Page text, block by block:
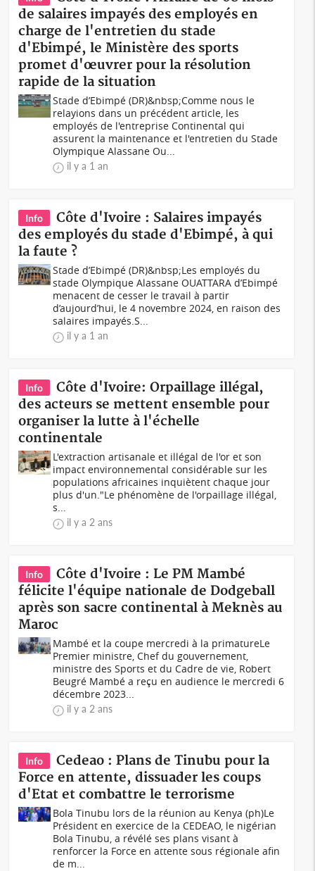
de salaires impayés des employés en
charge de l'entretien du stade
d'Ebimpé, le Ministère des sports
promet d'œuvrer pour la résolution
rapide de la situation
Stade d’Ebimpé (DR)&nbsp;Comme nous le
relayions dans un précédent article, les
employés de l'entreprise Continental qui
assurent la maintenance et l'entretien du Stade
Olympique Alassane Ou...
il y a 1 an
Info
Côte d'Ivoire : Salaires impayés
des employés du stade d'Ebimpé, à qui
la faute ?
Stade d’Ebimpé (DR)&nbsp;Les employés du
stade Olympique Alassane OUATTARA d’Ebimpé
menacent de cesser le travail à partir
d’aujourd’hui, le 4 novembre 2024, en raison des
salaires impayés.S...
il y a 1 an
Info
Côte d'Ivoire: Orpaillage illégal,
des acteurs se mettent ensemble pour
organiser la lutte à l'échelle
continentale
L'extraction artisanale et illégal de l'or et son
impact environnemental considérable sur les
populations africaines inquiètent chaque jour
plus d'un."Le phénomène de l'orpaillage illégal,
s...
il y a 2 ans
Info
Côte d'Ivoire : Le PM Mambé
félicite l'équipe nationale de Dodgeball
après son sacre continental à Meknès au
Maroc
Mambé et la coupe mercredi à la primatureLe
Premier ministre, Chef du gouvernement,
ministre des Sports et du Cadre de vie, Robert
Beugré Mambé a reçu en audience le mercredi 6
décembre 2023...
il y a 2 ans
Info
Cedeao : Plans de Tinubu pour la
Force en attente, dissuader les coups
d'Etat et combattre le terrorisme
Bola Tinubu lors de la réunion au Kenya (ph)Le
Président en exercice de la CEDEAO, le nigérian
Bola Tinubu, a révélé ses plans visant à
renforcer la Force en attente sous régionale afin
de m...